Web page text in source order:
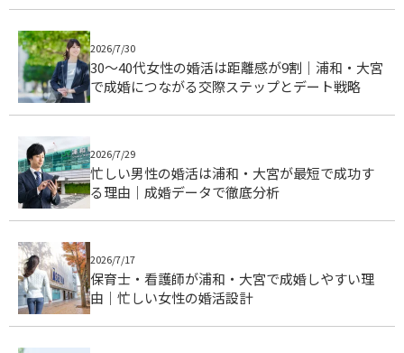
2026/7/30
30〜40代女性の婚活は距離感が9割｜浦和・大宮
で成婚につながる交際ステップとデート戦略
2026/7/29
忙しい男性の婚活は浦和・大宮が最短で成功す
る理由｜成婚データで徹底分析
2026/7/17
保育士・看護師が浦和・大宮で成婚しやすい理
由｜忙しい女性の婚活設計